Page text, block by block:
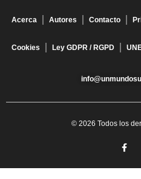
Acerca Autores Contacto
Cookies Ley GDPR / RGPD
© 2026 Todos los